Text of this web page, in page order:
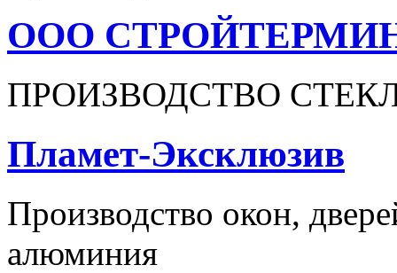
ООО
ПРОИЗВОДСТВО
Пламет-Эксклюзив
Производство окон,
алюминия